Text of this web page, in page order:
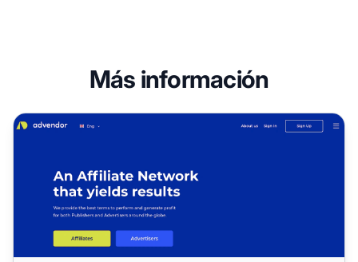
Más información
Programa de afiliados de Advendor